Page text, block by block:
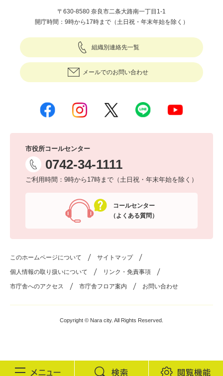
〒630-8580 奈良市二条大路南一丁目1-1
開庁時間：9時から17時まで（土日祝・年末年始を除く）
組織別連絡先一覧
メールでのお問い合わせ
市役所コールセンター
0742-34-1111
ご利用時間：9時から17時まで（土日祝・年末年始を除く）
コールセンター
（よくある質問）
このホームページについて サイトマップ
個人情報の取り扱いについて リンク・免責事項
市庁舎へのアクセス 市庁舎フロア案内 お問い合わせ
Copyright © Nara city. All Rights Reserved.